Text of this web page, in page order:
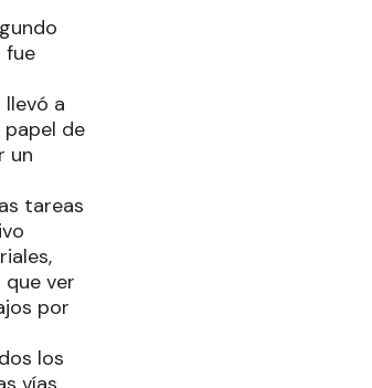
fue
a
de
un
tareas
ver
por
los